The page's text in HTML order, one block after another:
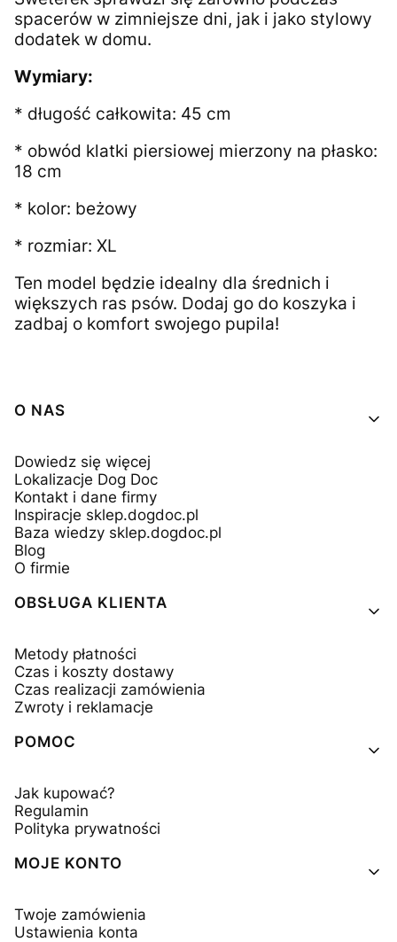
spacerów w zimniejsze dni, jak i jako stylowy
dodatek w domu.
Wymiary:
* długość całkowita: 45 cm
* obwód klatki piersiowej mierzony na płasko:
18 cm
* kolor: beżowy
* rozmiar: XL
Ten model będzie idealny dla średnich i
większych ras psów. Dodaj go do koszyka i
zadbaj o komfort swojego pupila!
Linki w stopce
O NAS
Dowiedz się więcej
Lokalizacje Dog Doc
Kontakt i dane firmy
Inspiracje sklep.dogdoc.pl
Baza wiedzy sklep.dogdoc.pl
Blog
O firmie
OBSŁUGA KLIENTA
Metody płatności
Czas i koszty dostawy
Czas realizacji zamówienia
Zwroty i reklamacje
POMOC
Jak kupować?
Regulamin
Polityka prywatności
MOJE KONTO
Twoje zamówienia
Ustawienia konta